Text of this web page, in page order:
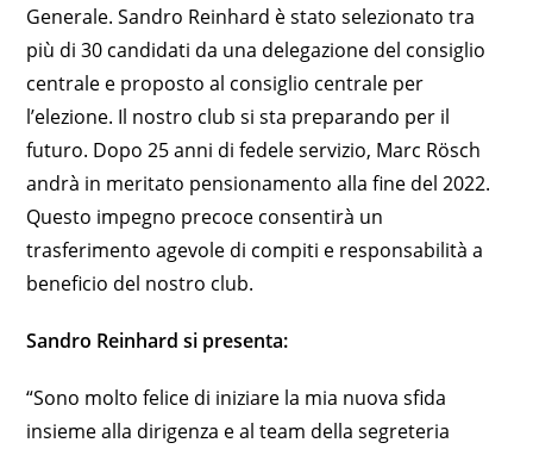
Generale. Sandro Reinhard è stato selezionato tra
più di 30 candidati da una delegazione del consiglio
centrale e proposto al consiglio centrale per
l’elezione. Il nostro club si sta preparando per il
futuro. Dopo 25 anni di fedele servizio, Marc Rösch
andrà in meritato pensionamento alla fine del 2022.
Questo impegno precoce consentirà un
trasferimento agevole di compiti e responsabilità a
beneficio del nostro club.
Sandro Reinhard si presenta:
“Sono molto felice di iniziare la mia nuova sfida
insieme alla dirigenza e al team della segreteria